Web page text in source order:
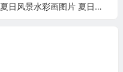
夏日风景水彩画图片 夏日风景水彩画图片简单